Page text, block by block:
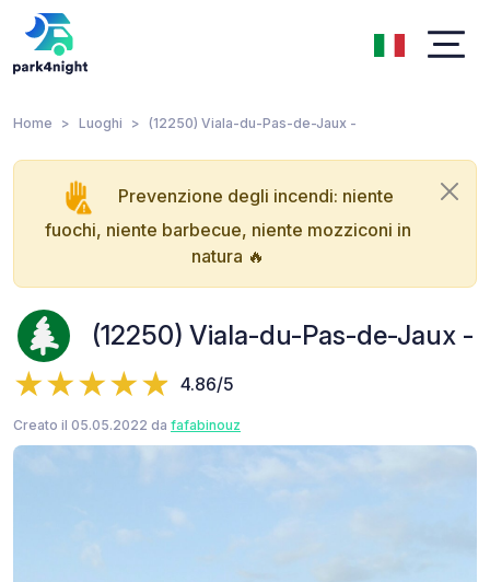
Home Luoghi (12250) Viala-du-Pas-de-Jaux -
Prevenzione degli incendi: niente
fuochi, niente barbecue, niente mozziconi in
natura 🔥
(12250) Viala-du-Pas-de-Jaux -
4.86/5
Creato il 05.05.2022 da fafabinouz